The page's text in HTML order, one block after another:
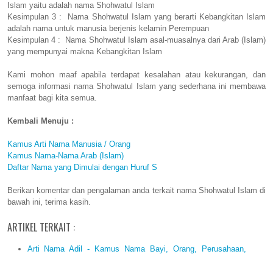
Islam yaitu adalah nama Shohwatul Islam
Kesimpulan 3 : Nama Shohwatul Islam yang berarti Kebangkitan Islam
adalah nama untuk manusia berjenis kelamin Perempuan
Kesimpulan 4 : Nama Shohwatul Islam asal-muasalnya dari Arab (Islam)
yang mempunyai makna Kebangkitan Islam
Kami mohon maaf apabila terdapat kesalahan atau kekurangan, dan
semoga informasi nama Shohwatul Islam yang sederhana ini membawa
manfaat bagi kita semua.
Kembali Menuju :
Kamus Arti Nama Manusia / Orang
Kamus Nama-Nama Arab (Islam)
Daftar Nama yang Dimulai dengan Huruf S
Berikan komentar dan pengalaman anda terkait nama Shohwatul Islam di
bawah ini, terima kasih.
ARTIKEL TERKAIT :
Arti Nama Adil - Kamus Nama Bayi, Orang, Perusahaan,